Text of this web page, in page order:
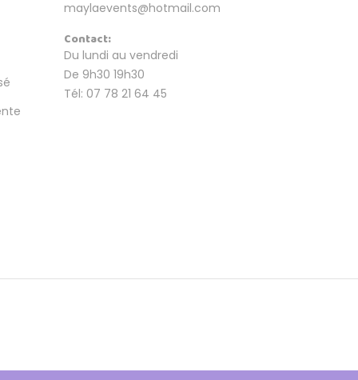
maylaevents@hotmail.com
Contact:
Du lundi au vendredi
De 9h30 19h30
Tél: 07 78 21 64 45